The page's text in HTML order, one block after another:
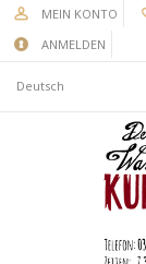
MEIN KONTO
ANMELDEN
Deutsch